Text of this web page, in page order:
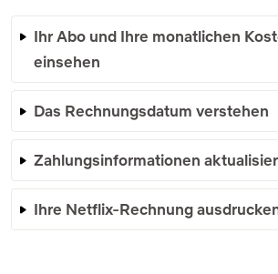
Ihr Abo und Ihre monatlichen
einsehen
Das Rechnungsdatum verstehen
Zahlungsinformationen
Ihre Netflix-Rechnung